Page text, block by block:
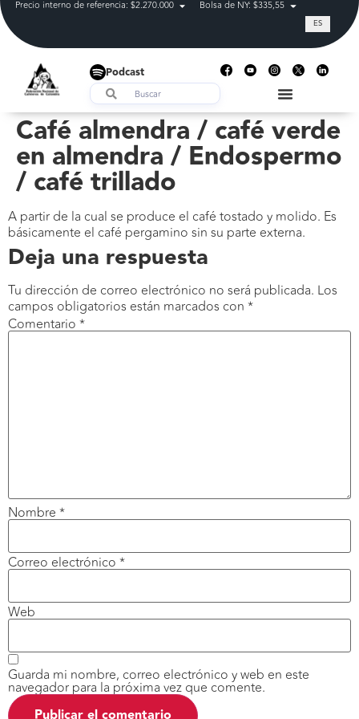
Precio interno de referencia: $2.270.000 Bolsa de NY: $335,55 Tasa de
ES
Podcast
Café almendra / café verde
en almendra / Endospermo
/ café trillado
A partir de la cual se produce el café tostado y molido. Es
básicamente el café pergamino sin su parte externa.
Deja una respuesta
Tu dirección de correo electrónico no será publicada. Los
campos obligatorios están marcados con *
Comentario *
Nombre *
Correo electrónico *
Web
Guarda mi nombre, correo electrónico y web en este
navegador para la próxima vez que comente.